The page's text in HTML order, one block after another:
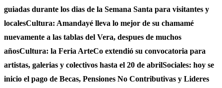
guiadas durante los dias de la Semana Santa para visitantes y
localesCultura: Amandayé lleva lo mejor de su chamamé
nuevamente a las tablas del Vera, despues de muchos
añosCultura: la Feria ArteCo extendió su convocatoria para
artistas, galerias y colectivos hasta el 20 de abrilSociales: hoy se
inicio el pago de Becas, Pensiones No Contributivas y Lideres